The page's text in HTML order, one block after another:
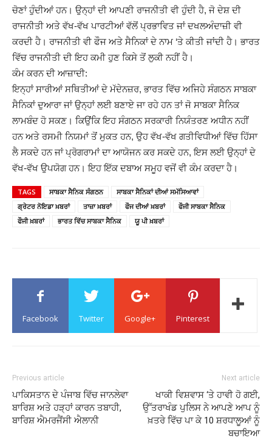
ਚੋਣਾਂ ਹੁੰਦੀਆਂ ਹਨ। ਉਨ੍ਹਾਂ ਦੀ ਆਪਣੀ ਰਾਜਨੀਤੀ ਵੀ ਹੁੰਦੀ ਹੈ, ਜੋ ਦੇਸ਼ ਦੀ
ਰਾਜਨੀਤੀ ਅਤੇ ਵੱਖ-ਵੱਖ ਪਾਰਟੀਆਂ ਵੱਲੋਂ ਪ੍ਰਭਾਵਿਤ ਜਾਂ ਦਖਲਅੰਦਾਜ਼ੀ ਵੀ
ਕਰਦੀ ਹੈ। ਰਾਜਨੀਤੀ ਵੀ ਫੌਜ ਅਤੇ ਸੈਨਿਕਾਂ ਦੇ ਨਾਮ ‘ਤੇ ਕੀਤੀ ਜਾਂਦੀ ਹੈ। ਭਾਰਤ
ਵਿੱਚ ਰਾਜਨੀਤੀ ਦੀ ਇਹ ਕਮੀ ਹੁਣ ਕਿਸੇ ਤੋਂ ਲੁਕੀ ਨਹੀਂ ਹੈ।
ਕੰਮ ਕਰਨ ਦੀ ਆਜ਼ਾਦੀ:
ਇਨ੍ਹਾਂ ਸਾਰੀਆਂ ਸਥਿਤੀਆਂ ਦੇ ਮੱਦੇਨਜ਼ਰ, ਭਾਰਤ ਵਿੱਚ ਅਜਿਹੇ ਸੰਗਠਨ ਸਾਬਕਾ
ਸੈਨਿਕਾਂ ਦੁਆਰਾ ਜਾਂ ਉਨ੍ਹਾਂ ਲਈ ਬਣਾਏ ਜਾ ਰਹੇ ਹਨ ਤਾਂ ਜੋ ਸਾਬਕਾ ਸੈਨਿਕ
ਲਾਮਬੰਦ ਹੋ ਸਕਣ। ਕਿਉਂਕਿ ਇਹ ਸੰਗਠਨ ਸਰਕਾਰੀ ਨਿਯੰਤਰਣ ਅਧੀਨ ਨਹੀਂ
ਹਨ ਅਤੇ ਰਸਮੀ ਨਿਯਮਾਂ ਤੋਂ ਮੁਕਤ ਹਨ, ਉਹ ਵੱਖ-ਵੱਖ ਗਤੀਵਿਧੀਆਂ ਵਿੱਚ ਹਿੱਸਾ
ਲੈ ਸਕਦੇ ਹਨ ਜਾਂ ਪ੍ਰੋਗਰਾਮਾਂ ਦਾ ਆਯੋਜਨ ਕਰ ਸਕਦੇ ਹਨ, ਇਸ ਲਈ ਉਨ੍ਹਾਂ ਦੇ
ਵੱਖ-ਵੱਖ ਉਪਯੋਗ ਹਨ। ਇਹ ਇੱਕ ਦਬਾਅ ਸਮੂਹ ਵਜੋਂ ਵੀ ਕੰਮ ਕਰਦਾ ਹੈ।
TAGS ਸਾਬਕਾ ਸੈਨਿਕ ਸੰਗਠਨ
ਸਾਬਕਾ ਸੈਨਿਕਾਂ ਦੀਆਂ ਸਮੱਸਿਆਵਾਂ
ਗ੍ਰੇਟਰ ਨੋਇਡਾ ਖ਼ਬਰਾਂ
ਤਾਜ਼ਾ ਖ਼ਬਰਾਂ ਫੌਜ ਦੀਆਂ ਖ਼ਬਰਾਂ
ਫੌਜੀ ਸਾਬਕਾ ਸੈਨਿਕ
ਫੌਜੀ ਖ਼ਬਰਾਂ
ਭਾਰਤ ਵਿੱਚ ਸਾਬਕਾ ਸੈਨਿਕ ਯੂ ਪੀ ਖ਼ਬਰਾਂ
Facebook Twitter Google+ Pinterest
Previous article
ਪਾਕਿਸਤਾਨ ਦੇ ਪੰਜਾਬ ਵਿੱਚ ਜਾਨਲੇਵਾ
ਬਾਰਿਸ਼ ਅਤੇ ਹੜ੍ਹਾਂ ਕਾਰਨ ਤਬਾਹੀ,
ਬਾਰਿਸ਼ ਐਮਰਜੈਂਸੀ ਐਲਾਨੀ
Next article
ਖਾਕੀ ਵਿਸ਼ਵਾਸ ‘ਤੇ ਹਾਵੀ ਹੋ ਗਈ,
ਉੱਤਰਾਖੰਡ ਪੁਲਿਸ ਨੇ ਆਪਣੇ ਆਪ ਨੂੰ
ਖ਼ਤਰੇ ਵਿੱਚ ਪਾ ਕੇ 10 ਸ਼ਰਧਾਲੂਆਂ ਨੂੰ
ਬਚਾਇਆ